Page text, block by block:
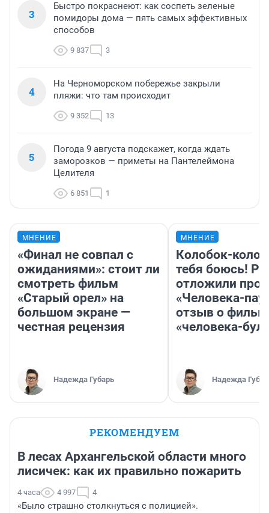
3
Быстро покраснеют: как соспеть зеленые
помидоры дома — пять самых эффективных
способов
9 837 3
4
На Черноморском побережье закрыли
пляжи: что там происходит
9 352 13
5
Погода 9 августа подскажет, когда ждать
заморозков — приметы на Пантелеймона
Целителя
6 851 1
МНЕНИЕ
«Финал не совпал с
ожиданиями»: стоит ли
смотреть фильм
«Старый орел» на
большом экране —
честная рецензия
Надежда Губарь
МНЕНИЕ
Колобок-
тебя боюсь!
отложили
«Человека-
отзыв о
«человека-
Надежда
РЕКОМЕНДУЕМ
В лесах Архангельской области много
лисичек: как их правильно пожарить
4 часа 4 997 4
«Было страшно столкнуться с полицией».